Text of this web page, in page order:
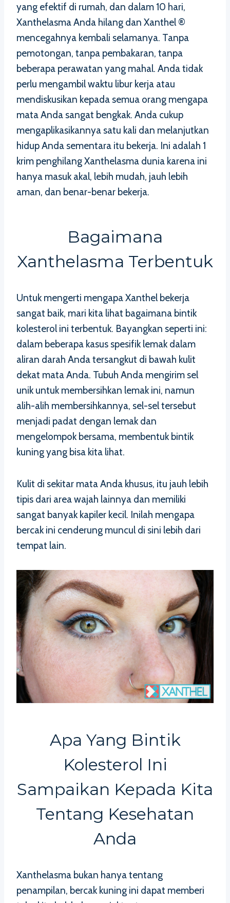
yang efektif di rumah, dan dalam 10 hari,
Xanthelasma Anda hilang dan Xanthel ®
mencegahnya kembali selamanya. Tanpa
pemotongan, tanpa pembakaran, tanpa
beberapa perawatan yang mahal. Anda tidak
perlu mengambil waktu libur kerja atau
mendiskusikan kepada semua orang mengapa
mata Anda sangat bengkak. Anda cukup
mengaplikasikannya satu kali dan melanjutkan
hidup Anda sementara itu bekerja. Ini adalah 1
krim penghilang Xanthelasma dunia karena ini
hanya masuk akal, lebih mudah, jauh lebih
aman, dan benar-benar bekerja.
Bagaimana
Xanthelasma Terbentuk
Untuk mengerti mengapa Xanthel bekerja
sangat baik, mari kita lihat bagaimana bintik
kolesterol ini terbentuk. Bayangkan seperti ini:
dalam beberapa kasus spesifik lemak dalam
aliran darah Anda tersangkut di bawah kulit
dekat mata Anda. Tubuh Anda mengirim sel
unik untuk membersihkan lemak ini, namun
alih-alih membersihkannya, sel-sel tersebut
menjadi padat dengan lemak dan
mengelompok bersama, membentuk bintik
kuning yang bisa kita lihat.
Kulit di sekitar mata Anda khusus, itu jauh lebih
tipis dari area wajah lainnya dan memiliki
sangat banyak kapiler kecil. Inilah mengapa
bercak ini cenderung muncul di sini lebih dari
tempat lain.
Apa Yang Bintik
Kolesterol Ini
Sampaikan Kepada Kita
Tentang Kesehatan
Anda
Xanthelasma bukan hanya tentang
penampilan, bercak kuning ini dapat memberi